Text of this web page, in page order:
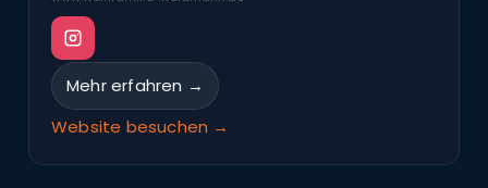
Mehr erfahren →
Website besuchen →